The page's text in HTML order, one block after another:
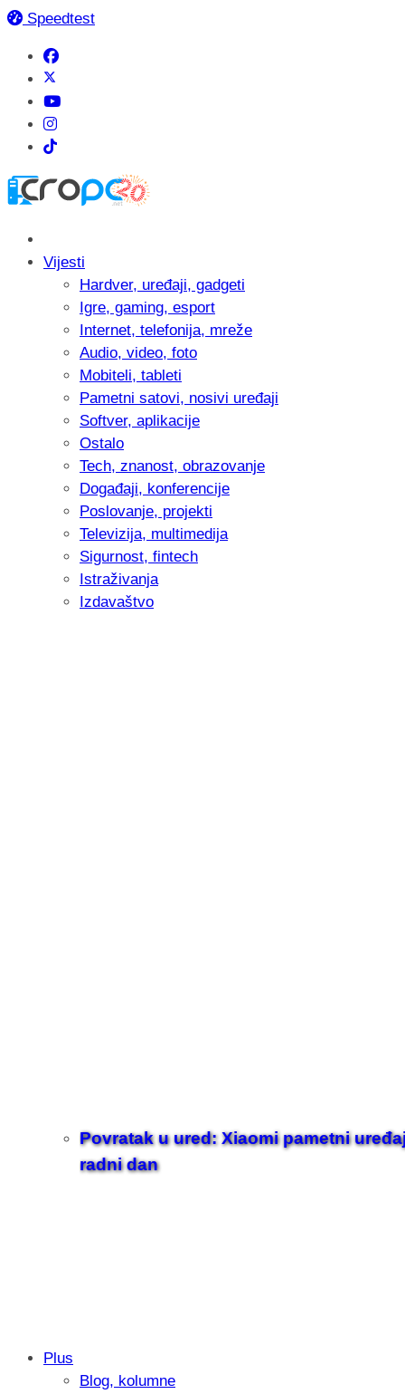
Speedtest
Vijesti
Hardver, uređaji, gadgeti
Igre, gaming, esport
Internet, telefonija, mreže
Audio, video, foto
Mobiteli, tableti
Pametni satovi, nosivi uređaji
Softver, aplikacije
Ostalo
Tech, znanost, obrazovanje
Događaji, konferencije
Poslovanje, projekti
Televizija, multimedija
Sigurnost, fintech
Istraživanja
Izdavaštvo
Povratak u ured: Xiaomi pametni
radni dan
Samsung otkrio kako je nastajala
Plus
Blog, kolumne